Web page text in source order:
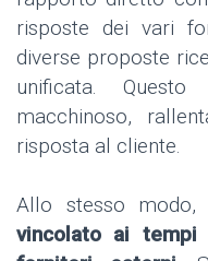
risposte dei vari
diverse proposte
unificata. Questo
macchinoso,
risposta al cliente.
Allo stesso modo,
vincolato ai tempi